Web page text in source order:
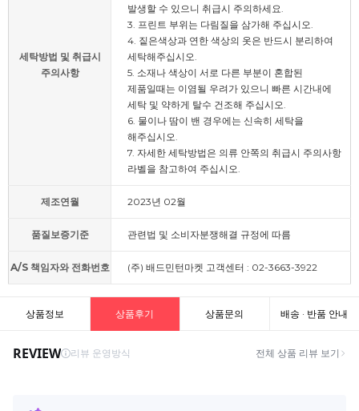
세탁방법 및 취급시
주의사항
발생할 수 있으니 취급시 주의하세요.
3. 프린트 부위는 다림질을 삼가해 주십시오.
4. 짙은색상과 연한 색상의 옷은 반드시 분리하여
세탁해주십시오.
5. 소재나 색상이 서로 다른 부분이 혼합된
제품일때는 이염될 우려가 있으니 빠른 시간내에
세탁 및 약하게 탈수 건조해 주십시오.
6. 물이나 땀이 밴 경우에는 신속히 세탁을
해주십시오.
7. 자세한 세탁방법은 의류 안쪽의 취급시 주의사항
라벨을 참고하여 주십시오.
제조연월 2023년 02월
품질보증기준 관련법 및 소비자분쟁해결 규정에 따름
A/S 책임자와 전화번호 (주) 배드민턴마켓 고객센터 : 02-3663-3922
상품정보 상품후기 상품문의 배송 · 반품 안내